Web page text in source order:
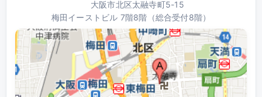
大阪市北区太融寺町5-15
梅田イーストビル 7階8階（総合受付8階）